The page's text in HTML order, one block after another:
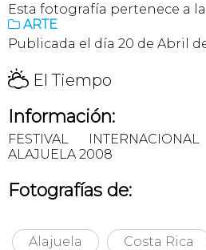
Esta fotografía pertenece a
 ARTE
Publicada el día 20 de Abril
H El Tiempo
Información:
FESTIVAL
ALAJUELA 2008
Fotografías de:
Alajuela Costa Rica